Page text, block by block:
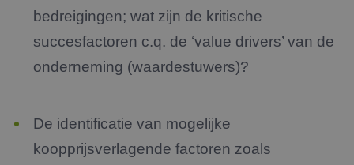
bedreigingen; wat zijn de kritische
succesfactoren c.q. de ‘value drivers’ van de
onderneming (waardestuwers)?
De identificatie van mogelijke
koopprijsverlagende factoren zoals